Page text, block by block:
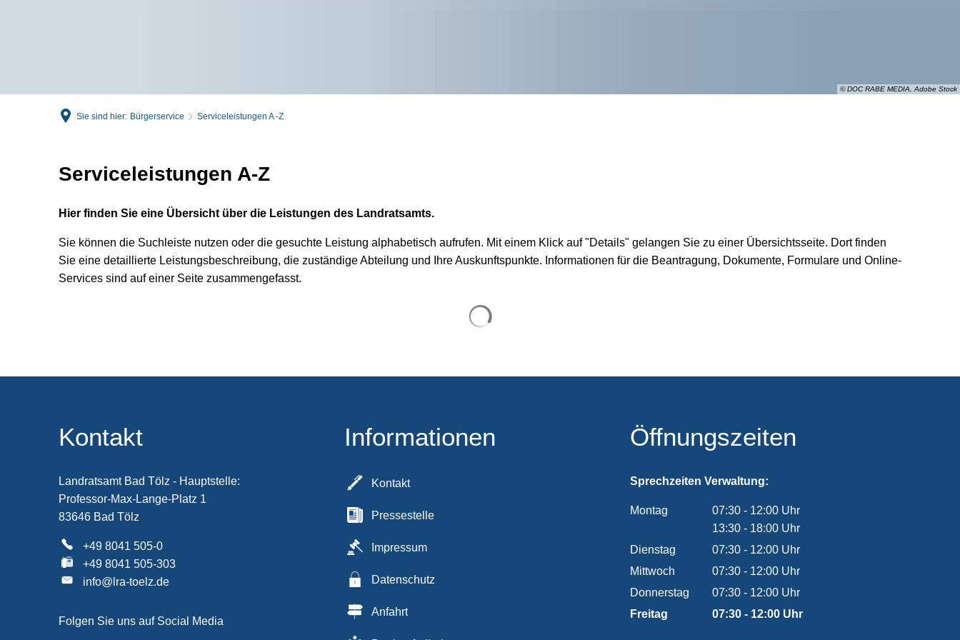
© DOC RABE MEDIA, Adobe Stock
Sie sind hier: Bürgerservice Serviceleistungen A -Z
Serviceleistungen A-Z
Hier finden Sie eine Übersicht über die Leistungen des Landratsamts.
Sie können die Suchleiste nutzen oder die gesuchte Leistung alphabetisch aufrufen. Mit einem Klick auf "Details" gelangen Sie zu einer Übersichtsseite. Dort finden
Sie eine detaillierte Leistungsbeschreibung, die zuständige Abteilung und Ihre Auskunftspunkte. Informationen für die Beantragung, Dokumente, Formulare und Online-
Services sind auf einer Seite zusammengefasst.
Kontakt
Landratsamt Bad Tölz - Hauptstelle:
Professor-Max-Lange-Platz 1
83646 Bad Tölz
+49 8041 505-0
+49 8041 505-303
info@lra-toelz.de
Folgen Sie uns auf Social Media
Informationen
Kontakt
Pressestelle
Impressum
Datenschutz
Anfahrt
Öffnungszeiten
Sprechzeiten Verwaltung:
Montag 07:30 - 12:00 Uhr
Von 07:30 bis 12:00 Uhr
13:30 - 18:00 Uhr
Von 13:30 bis 18:00 Uhr
Dienstag 07:30 - 12:00 Uhr
Von 07:30 bis 12:00 Uhr
Mittwoch 07:30 - 12:00 Uhr
Von 07:30 bis 12:00 Uhr
Donnerstag 07:30 - 12:00 Uhr
Von 07:30 bis 12:00 Uhr
Freitag 07:30 - 12:00 Uhr